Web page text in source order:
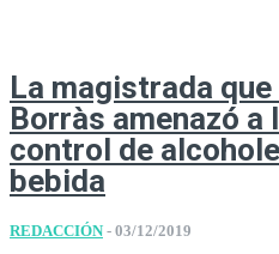
La magistrada
Borràs amenazó a
control de
bebida
REDACCIÓN - 03/12/2019